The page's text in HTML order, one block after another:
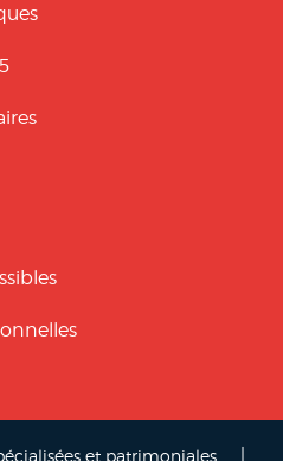
et patrimoniales